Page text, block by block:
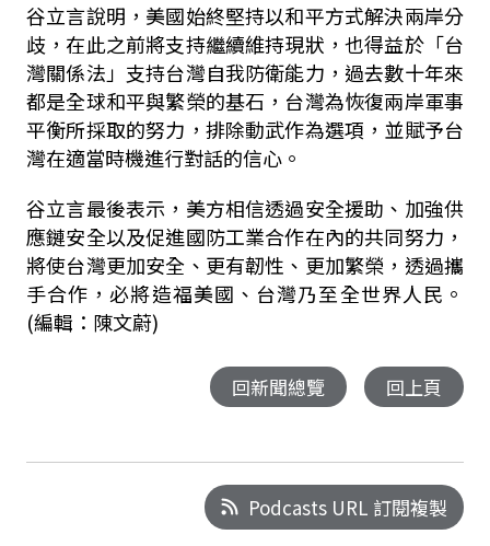
谷立言說明，美國始終堅持以和平方式解決兩岸分
歧，在此之前將支持繼續維持現狀，也得益於「台
灣關係法」支持台灣自我防衛能力，過去數十年來
都是全球和平與繁榮的基石，台灣為恢復兩岸軍事
平衡所採取的努力，排除動武作為選項，並賦予台
灣在適當時機進行對話的信心。
谷立言最後表示，美方相信透過安全援助、加強供
應鏈安全以及促進國防工業合作在內的共同努力，
將使台灣更加安全、更有韌性、更加繁榮，透過攜
手合作，必將造福美國、台灣乃至全世界人民。
(編輯：陳文蔚)
回新聞總覽 回上頁
Podcasts URL 訂閱複製